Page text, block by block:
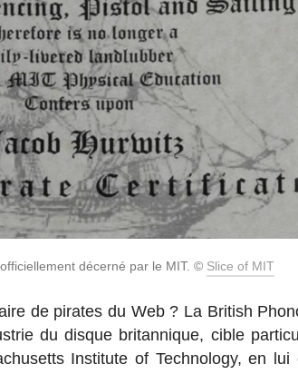
décerné par le MIT. © Slice of MIT
de pirates du Web ? La British
du disque bri­tan­nique, cible
Ins­ti­tute of Tech­no­logy, en